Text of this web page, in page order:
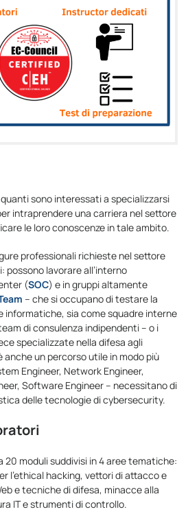
sono interessati a specializzarsi
intraprendere una carriera nel settore
le loro conoscenze in tale ambito.
professionali richieste nel settore
possono lavorare all’interno
(SOC) e in gruppi altamente
– che si occupano di testare la
informatiche, sia come squadre interne
di consulenza indipendenti – o i
specializzate nella difesa agli
un percorso utile in modo più
Engineer, Network Engineer,
Software Engineer – necessitano di
delle tecnologie di cybersecurity.
20 moduli suddivisi in 4 aree tematiche:
l’ethical hacking, vettori di attacco e
e tecniche di difesa, minacce alla
IT e strumenti di controllo.